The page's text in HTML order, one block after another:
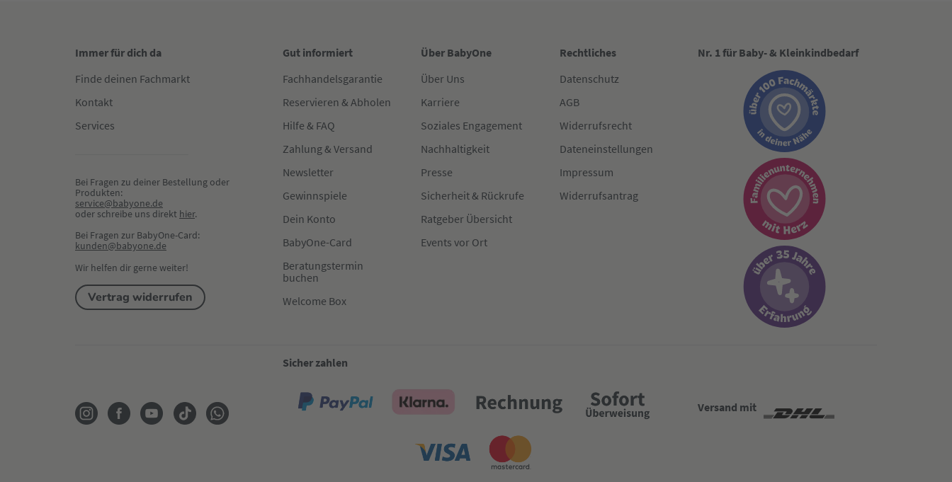
Immer für dich da
Finde deinen Fachmarkt
Kontakt
Services
Bei Fragen zu deiner Bestellung oder
Produkten:
service@babyone.de
oder schreibe uns direkt hier.
Bei Fragen zur BabyOne-Card:
kunden@babyone.de
Wir helfen dir gerne weiter!
Vertrag widerrufen
Gut informiert
Fachhandelsgarantie
Reservieren & Abholen
Hilfe & FAQ
Zahlung & Versand
Newsletter
Gewinnspiele
Dein Konto
BabyOne-Card
Beratungstermin
buchen
Welcome Box
Über BabyOne
Über Uns
Karriere
Soziales Engagement
Nachhaltigkeit
Presse
Sicherheit & Rückrufe
Ratgeber Übersicht
Events vor Ort
Rechtliches
Datenschutz
AGB
Widerrufsrecht
Dateneinstellungen
Impressum
Widerrufsantrag
Nr. 1 für Baby- & Kleinkindbedarf
Sicher zahlen
Versand mit